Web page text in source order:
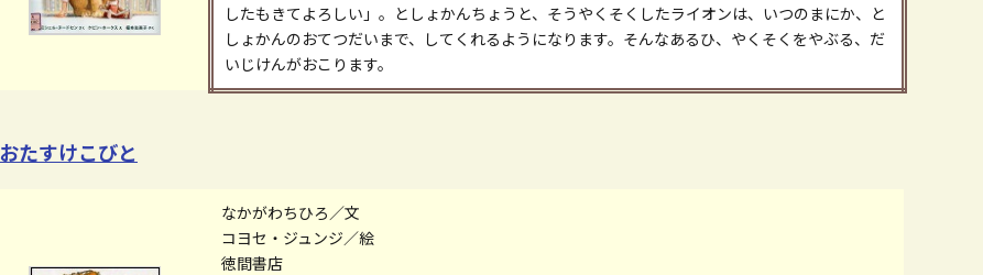
したもきてよろしい」。としょかんちょうと、そうやくそくしたライオンは、いつのまにか、と
しょかんのおてつだいまで、してくれるようになります。そんなあるひ、やくそくをやぶる、だ
いじけんがおこります。
おたすけこびと
なかがわちひろ／文
コヨセ・ジュンジ／絵
徳間書店